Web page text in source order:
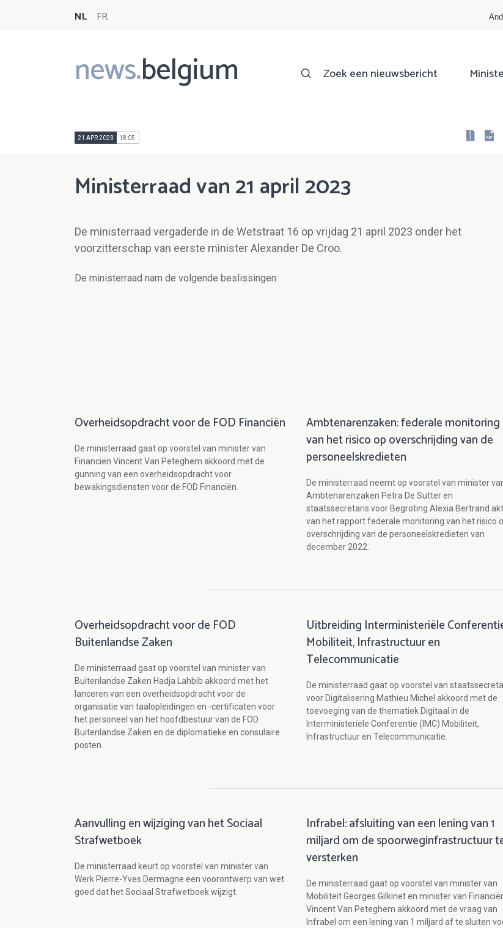
NL FR
news.belgium
Main
navigation
Zoek een nieuwsbericht
21 APR 2023 18:05
Ministerraad van 21 april 2023
De ministerraad vergaderde in de Wetstraat 16 op vrijdag 21 april 2023 onder het
voorzitterschap van eerste minister Alexander De Croo.
De ministerraad nam de volgende beslissingen:
Overheidsopdracht voor de FOD Financiën
De ministerraad gaat op voorstel van minister van
Financiën Vincent Van Peteghem akkoord met de
gunning van een overheidsopdracht voor
bewakingsdiensten voor de FOD Financiën.
Ambtenarenzaken: federale monitoring
van het risico op overschrijding van de
personeelskredieten
De ministerraad neemt op voorstel van minister
Ambtenarenzaken Petra De Sutter en
staatssecretaris voor Begroting Alexia Bertrand
van het rapport federale monitoring van het risico
overschrijding van de personeelskredieten van
december 2022.
Overheidsopdracht voor de FOD
Buitenlandse Zaken
De ministerraad gaat op voorstel van minister van
Buitenlandse Zaken Hadja Lahbib akkoord met het
lanceren van een overheidsopdracht voor de
organisatie van taalopleidingen en -certificaten voor
het personeel van het hoofdbestuur van de FOD
Buitenlandse Zaken en de diplomatieke en consulaire
posten.
Uitbreiding Interministeriële
Mobiliteit, Infrastructuur en
Telecommunicatie
De ministerraad gaat op voorstel van
voor Digitalisering Mathieu Michel akkoord met de
toevoeging van de thematiek Digitaal in de
Interministeriële Conferentie (IMC) Mobiliteit,
Infrastructuur en Telecommunicatie.
Aanvulling en wijziging van het Sociaal
Strafwetboek
De ministerraad keurt op voorstel van minister van
Werk Pierre-Yves Dermagne een voorontwerp van wet
goed dat het Sociaal Strafwetboek wijzigt.
Infrabel: afsluiting van een lening van 1
miljard om de spoorweginfrastructuur
versterken
De ministerraad gaat op voorstel van minister van
Mobiliteit Georges Gilkinet en minister van
Vincent Van Peteghem akkoord met de vraag van
Infrabel om een lening van 1 miljard af te sluiten